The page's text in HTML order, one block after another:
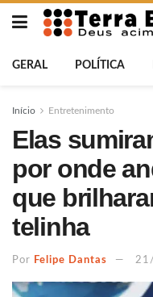
GERAL POLÍTICA
Início Entretenimento
Elas
por onde
que
telinha
Por Felipe Dantas